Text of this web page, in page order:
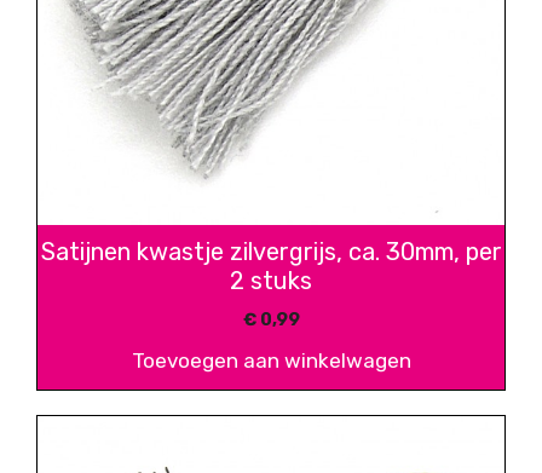
Satijnen kwastje zilvergrijs, ca. 30mm, per
2 stuks
€0,99
Toevoegen aan winkelwagen